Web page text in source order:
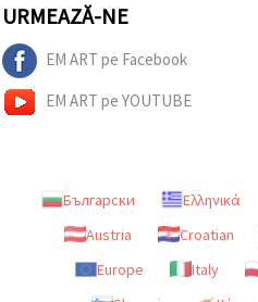
URMEAZĂ-NE
EM ART pe Facebook
EM ART pe YOUTUBE
Български Ελληνικά
Austria
Croatian
Europe
Italy